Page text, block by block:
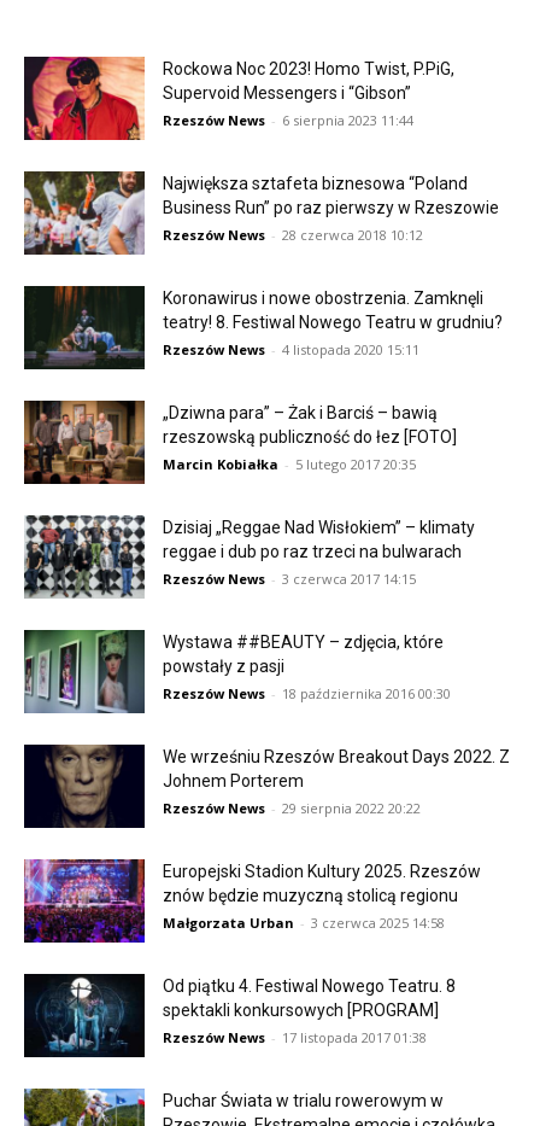
Rockowa Noc 2023! Homo Twist, P.PiG,
Supervoid Messengers i “Gibson”
Rzeszów News - 6 sierpnia 2023 11:44
Największa sztafeta biznesowa “Poland
Business Run” po raz pierwszy w Rzeszowie
Rzeszów News - 28 czerwca 2018 10:12
Koronawirus i nowe obostrzenia. Zamknęli
teatry! 8. Festiwal Nowego Teatru w grudniu?
Rzeszów News - 4 listopada 2020 15:11
„Dziwna para” – Żak i Barciś – bawią
rzeszowską publiczność do łez [FOTO]
Marcin Kobiałka - 5 lutego 2017 20:35
Dzisiaj „Reggae Nad Wisłokiem” – klimaty
reggae i dub po raz trzeci na bulwarach
Rzeszów News - 3 czerwca 2017 14:15
Wystawa ##BEAUTY – zdjęcia, które
powstały z pasji
Rzeszów News - 18 października 2016 00:30
We wrześniu Rzeszów Breakout Days 2022. Z
Johnem Porterem
Rzeszów News - 29 sierpnia 2022 20:22
Europejski Stadion Kultury 2025. Rzeszów
znów będzie muzyczną stolicą regionu
Małgorzata Urban - 3 czerwca 2025 14:58
Od piątku 4. Festiwal Nowego Teatru. 8
spektakli konkursowych [PROGRAM]
Rzeszów News - 17 listopada 2017 01:38
Puchar Świata w trialu rowerowym w